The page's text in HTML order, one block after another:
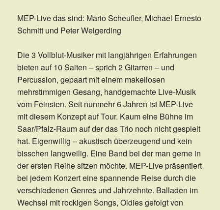
MEP-Live das sind: Mario Scheufler, Michael Ernesto
Schmitt und Peter Weigerding
Die 3 Vollblut-Musiker mit langjährigen Erfahrungen
bieten auf 10 Saiten – sprich 2 Gitarren – und
Percussion, gepaart mit einem makellosen
mehrstimmigen Gesang, handgemachte Live-Musik
vom Feinsten. Seit nunmehr 6 Jahren ist MEP-Live
mit diesem Konzept auf Tour. Kaum eine Bühne im
Saar/Pfalz-Raum auf der das Trio noch nicht gespielt
hat. Eigenwillig – akustisch überzeugend und kein
bisschen langweilig. Eine Band bei der man gerne in
der ersten Reihe sitzen möchte. MEP-Live präsentiert
bei jedem Konzert eine spannende Reise durch die
verschiedenen Genres und Jahrzehnte. Balladen im
Wechsel mit rockigen Songs, Oldies gefolgt von